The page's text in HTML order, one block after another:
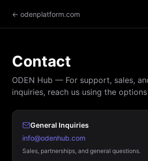
← odenplatform.com
Contact
ODEN Hub — For support, sales,
inquiries, reach us using the
General Inquiries
info@odenhub.com
Sales, partnerships, and general questions.